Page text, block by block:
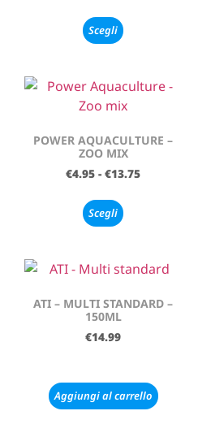
Scegli
POWER AQUACULTURE –
ZOO MIX
€4.95 - €13.75
Scegli
ATI – MULTI STANDARD –
150ML
€14.99
Aggiungi al carrello